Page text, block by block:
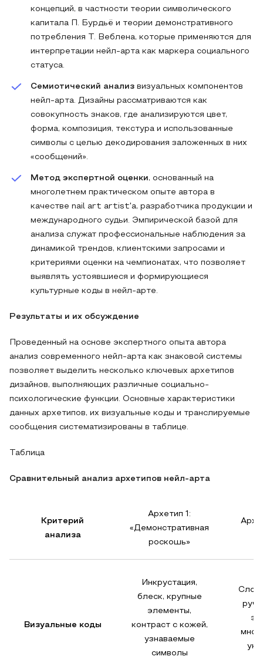
концепций, в частности теории символического
капитала П. Бурдьё и теории демонстративного
потребления Т. Веблена, которые применяются для
интерпретации нейл-арта как маркера социального
статуса.
Семиотический анализ визуальных компонентов
нейл-арта. Дизайны рассматриваются как
совокупность знаков, где анализируются цвет,
форма, композиция, текстура и использованные
символы с целью декодирования заложенных в них
«сообщений».
Метод экспертной оценки, основанный на
многолетнем практическом опыте автора в
качестве nail art artist'а, разработчика продукции и
международного судьи. Эмпирической базой для
анализа служат профессиональные наблюдения за
динамикой трендов, клиентскими запросами и
критериями оценки на чемпионатах, что позволяет
выявлять устоявшиеся и формирующиеся
культурные коды в нейл-арте.
Результаты и их обсуждение
Проведенный на основе экспертного опыта автора
анализ современного нейл-арта как знаковой системы
позволяет выделить несколько ключевых архетипов
дизайнов, выполняющих различные социально-
психологические функции. Основные характеристики
данных архетипов, их визуальные коды и транслируемые
сообщения систематизированы в таблице.
Таблица
Сравнительный анализ архетипов нейл-арта
Критерий
анализа
Архетип 1:
«Демонстративная
роскошь»
Визуальные коды
Инкрустация,
блеск, крупные
элементы,
контраст с кожей,
узнаваемые
символы